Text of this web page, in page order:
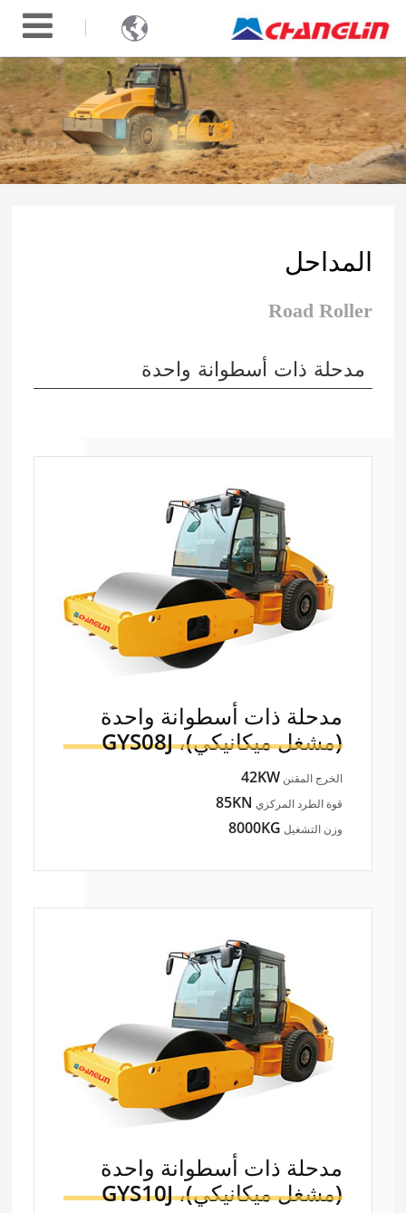

المداحل
Road Roller
مدحلة ذات أسطوانة واحدة
مدحلة ذات أسطوانة واحدة
(مشغل ميكانيكي)،GYS08J
الخرج المقنن42KW
قوة الطرد المركزي 85KN
وزن التشغيل 8000KG
مدحلة ذات أسطوانة واحدة
(مشغل ميكانيكي)،GYS10J